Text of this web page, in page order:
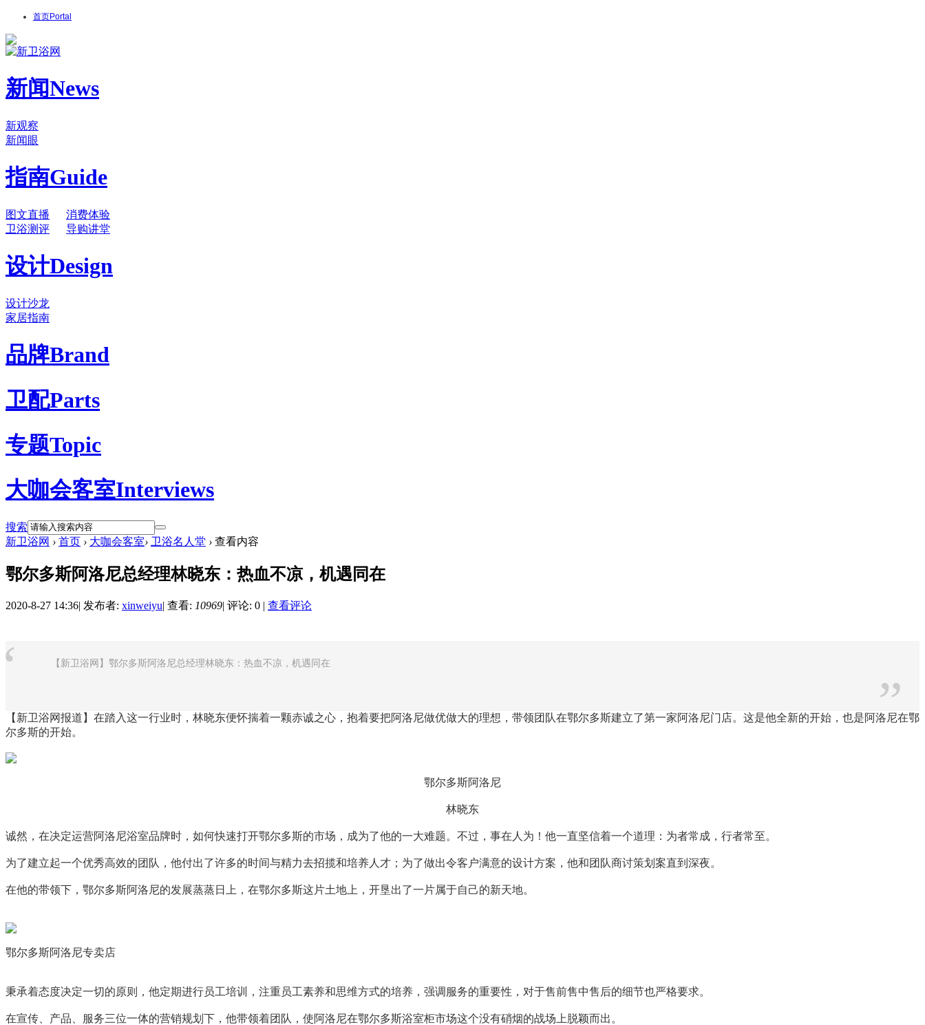
首页Portal
新闻News
新观察
新闻眼
指南Guide
图文直播
消费体验
卫浴测评
导购讲堂
设计Design
设计沙龙
家居指南
品牌Brand
卫配Parts
专题Topic
大咖会客室Interviews
搜索
新卫浴网 › 首页 › 大咖会客室› 卫浴名人堂 › 查看内容
鄂尔多斯阿洛尼总经理林晓东：热血不凉，机遇同在
2020-8-27 14:36| 发布者: xinweiyu| 查看: 10969| 评论: 0 | 查看评论
【新卫浴网】鄂尔多斯阿洛尼总经理林晓东：热血不凉，机遇同在
”
【新卫浴网报道】在踏入这一行业时，林晓东便怀揣着一颗赤诚之心，抱着要把阿洛尼做优做大的理想，带领团队在鄂尔多斯建立了第一家阿洛尼门店。这是他全新的开始，也是阿洛尼在鄂
尔多斯的开始。
鄂尔多斯阿洛尼
林晓东
诚然，在决定运营阿洛尼浴室品牌时，如何快速打开鄂尔多斯的市场，成为了他的一大难题。不过，事在人为！他一直坚信着一个道理：为者常成，行者常至。
为了建立起一个优秀高效的团队，他付出了许多的时间与精力去招揽和培养人才；为了做出令客户满意的设计方案，他和团队商讨策划案直到深夜。
在他的带领下，鄂尔多斯阿洛尼的发展蒸蒸日上，在鄂尔多斯这片土地上，开垦出了一片属于自己的新天地。
鄂尔多斯阿洛尼专卖店
秉承着态度决定一切的原则，他定期进行员工培训，注重员工素养和思维方式的培养，强调服务的重要性，对于售前售中售后的细节也严格要求。
在宣传、产品、服务三位一体的营销规划下，他带领着团队，使阿洛尼在鄂尔多斯浴室柜市场这个没有硝烟的战场上脱颖而出。